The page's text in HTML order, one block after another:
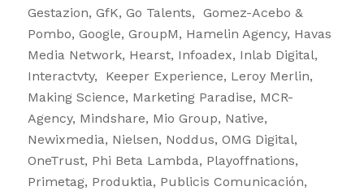
Gestazion, GfK, Go Talents, Gomez-Acebo &
Pombo, Google, GroupM, Hamelin Agency, Havas
Media Network, Hearst, Infoadex, Inlab Digital,
Interactvty, Keeper Experience, Leroy Merlin,
Making Science, Marketing Paradise, MCR-
Agency, Mindshare, Mio Group, Native,
Newixmedia, Nielsen, Noddus, OMG Digital,
OneTrust, Phi Beta Lambda, Playoffnations,
Primetag, Produktia, Publicis Comunicación,